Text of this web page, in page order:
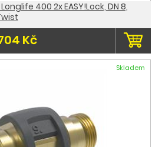
400 2x EASY!Lock, DN 8,
Kč
Skladem